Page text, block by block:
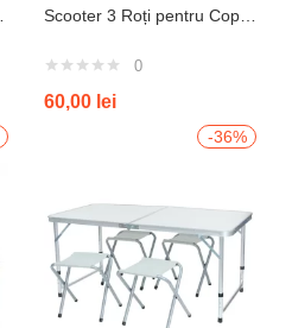
0
60,00 lei
-36%